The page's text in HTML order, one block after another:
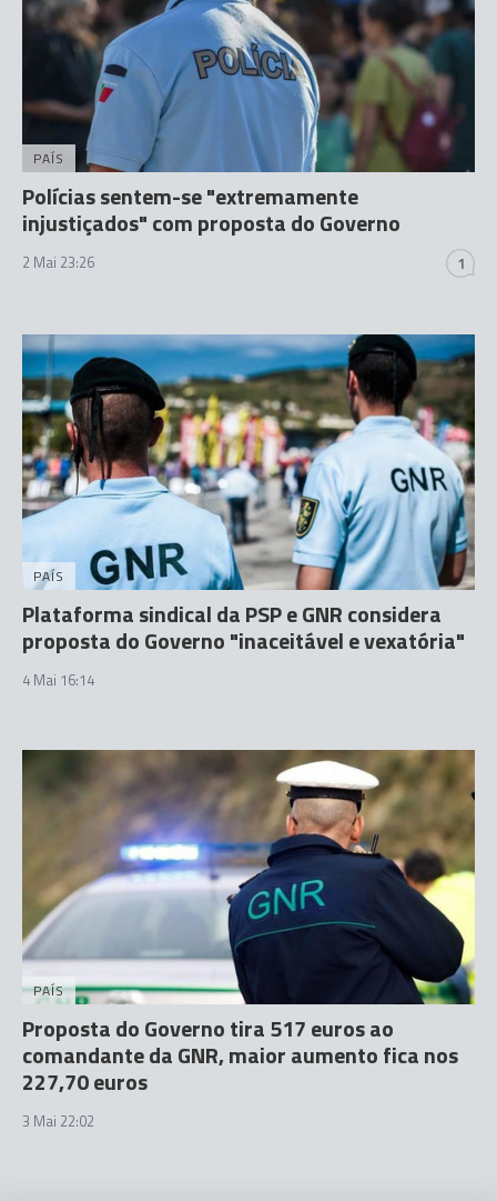
PAÍS
Polícias sentem-se "extremamente
injustiçados" com proposta do Governo
2 Mai 23:26 1
PAÍS
Plataforma sindical da PSP e GNR considera
proposta do Governo "inaceitável e vexatória"
4 Mai 16:14
PAÍS
Proposta do Governo tira 517 euros ao
comandante da GNR, maior aumento fica nos
227,70 euros
3 Mai 22:02